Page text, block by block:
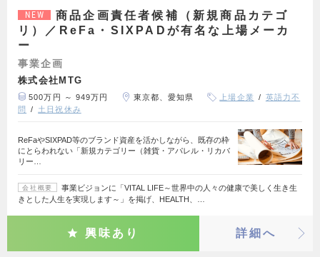
NEW
商品企画責任者候補（新規商品カテゴ
リ）／ReFa・SIXPADが有名な上場メーカ
ー
事業企画
株式会社MTG
500万円 ～ 949万円 東京都、愛知県 上場企業
英語力不
問
土日祝休み
ReFaやSIXPAD等のブランド資産を活かしながら、既存の枠
にとらわれない「新規カテゴリー（雑貨・アパレル・リカバ
リー…
会社概要
事業ビジョンに「VITAL LIFE～世界中の人々の健康で美しく生き生
きとした人生を実現します～」を掲げ、HEALTH、…
興味あり 詳細へ